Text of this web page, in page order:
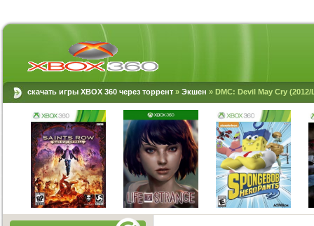
скачать игры XBOX 360 через торрент » Экшен » DMC: Devil May Cry (2012/